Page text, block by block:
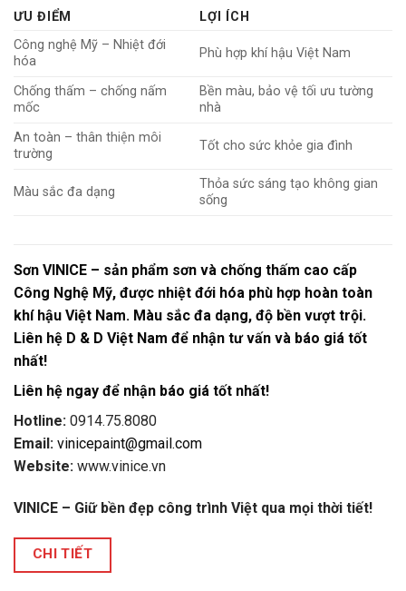
ƯU ĐIỂM
LỢI ÍCH
Công nghệ Mỹ – Nhiệt đới
hóa
Phù hợp khí hậu Việt Nam
Chống thấm – chống nấm
mốc
Bền màu, bảo vệ tối ưu tường
nhà
An toàn – thân thiện môi
trường
Tốt cho sức khỏe gia đình
Màu sắc đa dạng
Thỏa sức sáng tạo không gian
sống
Sơn VINICE – sản phẩm sơn và chống thấm cao cấp
Công Nghệ Mỹ, được nhiệt đới hóa phù hợp hoàn toàn
khí hậu Việt Nam. Màu sắc đa dạng, độ bền vượt trội.
Liên hệ D & D Việt Nam để nhận tư vấn và báo giá tốt
nhất!
Liên hệ ngay để nhận báo giá tốt nhất!
Hotline: 0914.75.8080
Email: vinicepaint@gmail.com
Website: www.vinice.vn
VINICE – Giữ bền đẹp công trình Việt qua mọi thời tiết!
CHI TIẾT